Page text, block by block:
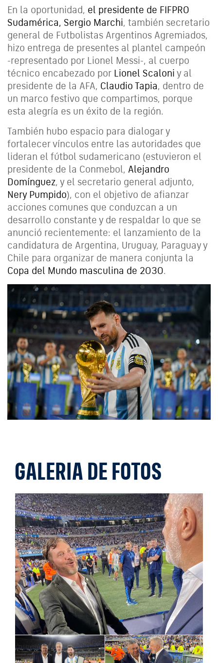
En la oportunidad, el presidente de FIFPRO
Sudamérica, Sergio Marchi, también secretario
general de Futbolistas Argentinos Agremiados,
hizo entrega de presentes al plantel campeón
-representado por Lionel Messi-, al cuerpo
técnico encabezado por Lionel Scaloni y al
presidente de la AFA, Claudio Tapia, dentro de
un marco festivo que compartimos, porque
esta alegría es un éxito de la región.
También hubo espacio para dialogar y
fortalecer vínculos entre las autoridades que
lideran el fútbol sudamericano (estuvieron el
presidente de la Conmebol, Alejandro
Domínguez, y el secretario general adjunto,
Nery Pumpido), con el objetivo de afianzar
acciones comunes que conduzcan a un
desarrollo constante y de respaldar lo que se
anunció recientemente: el lanzamiento de la
candidatura de Argentina, Uruguay, Paraguay y
Chile para organizar de manera conjunta la
Copa del Mundo masculina de 2030.
GALERIA DE FOTOS